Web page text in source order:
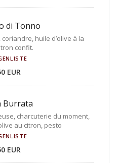
di Tonno
huile d’olive à la
confit.
EUR
Burrata
charcuterie du moment,
au citron, pesto
EUR